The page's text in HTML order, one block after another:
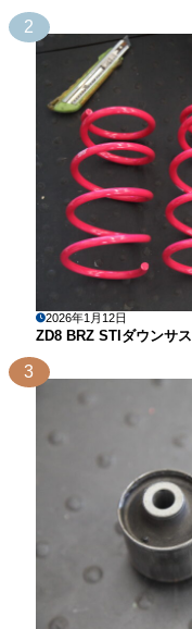
2
2026年1月12日
ZD8 BRZ STIダウンサス
3